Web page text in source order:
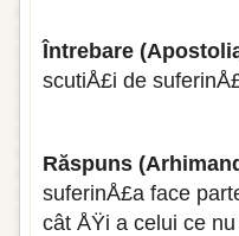
Întrebare
scutiÅ£i de
Răspuns
suferinÅ£a face
cât ÅŸi a celui ce